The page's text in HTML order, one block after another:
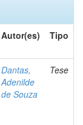
Autor(es) Tipo
Dantas,
Adenilde
de Souza
Tese